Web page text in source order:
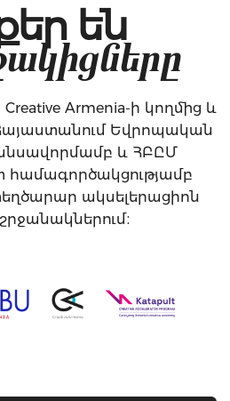
են
Armenia-ի կողմից և
Եվրոպական
և ՀԲԸՄ
ակսելերացիոն